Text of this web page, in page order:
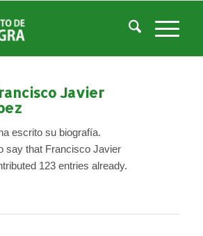
de: Javierv
Noticias Francisco Javier Vaquero López
Javier
escrito su biografía.
say that Francisco Javier
123 entries already.